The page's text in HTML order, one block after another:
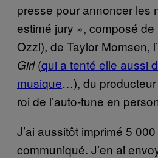
presse pour annoncer les
estimé jury », composé
Ozzi), de Taylor Momsen,
Girl(qui a tenté elle aussi
musique…), du
roi de l’auto-tune en
J’ai aussitôt imprimé 5
communiqué. J’en ai